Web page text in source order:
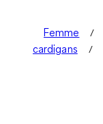
Femme
cardigans